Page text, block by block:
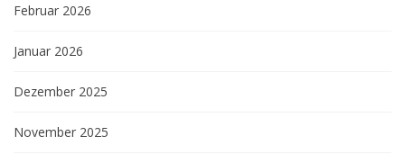
Februar 2026
Januar 2026
Dezember 2025
November 2025